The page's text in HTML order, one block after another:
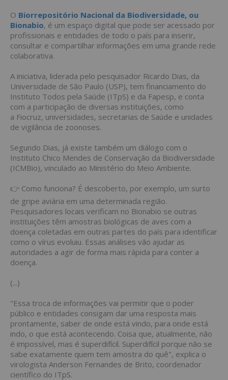
O Biorrepositório Nacional da Biodiversidade, ou
Bionabio, é um espaço digital que pode ser acessado por
profissionais e entidades de todo o país para inserir,
consultar e compartilhar informações em uma grande rede
colaborativa.
A iniciativa, liderada pelo pesquisador Ricardo Dias, da
Universidade de São Paulo (USP), tem financiamento do
Instituto Todos pela Saúde (ITpS) e da Fapesp, e conta
com a participação de diversas instituições, como
a Fiocruz, universidades, secretarias de Saúde e unidades
de vigilância de zoonoses.
Segundo Dias, já existe também um diálogo com o
Instituto Chico Mendes de Conservação da Biodiversidade
(ICMBio), vinculado ao Ministério do Meio Ambiente.
👉 Como funciona? É descoberto, por exemplo, um surto
de gripe aviária em uma determinada região.
Pesquisadores locais verificam no Bionabio se outras
instituições têm amostras biológicas de aves com a
doença coletadas em outras partes do país para identificar
como o vírus evoluiu. Essas análises vão ajudar as
autoridades a agir de forma mais rápida para conter a
doença.
(...)
"Essa troca de informações vai permitir que o poder
público e entidades consigam dar uma resposta mais
prontamente, saber de onde está vindo, para onde está
indo, o que está acontecendo. Coisa que, atualmente, não
é impossível, mas é superdifícil. Superdifícil porque não se
sabe exatamente quem tem amostra do quê", explica o
virologista Anderson Fernandes de Brito, coordenador
científico do ITpS.